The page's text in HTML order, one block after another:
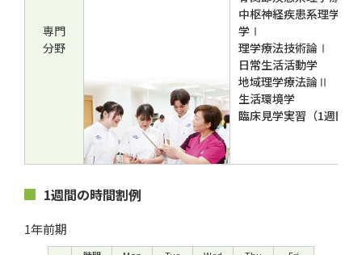
専門
分野
中枢神経疾患系理学療法
学Ⅰ
理学療法技術論Ⅰ
日常生活活動学
地域理学療法論Ⅱ
生活環境学
臨床見学実習（1週間）
1週間の時間割例
1年前期